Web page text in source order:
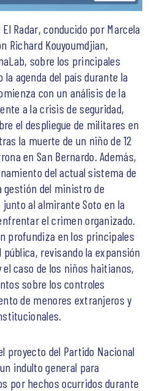
Radar, conducido por Marcela
Richard Kouyoumdjian,
sobre los principales
agenda del país durante la
con un análisis de la
a la crisis de seguridad,
el despliegue de militares en
la muerte de un niño de 12
en San Bernardo. Además,
del actual sistema de
gestión del ministro de
junto al almirante Soto en la
el crimen organizado.
profundiza en los principales
pública, revisando la expansión
caso de los niños haitianos,
sobre los controles
de menores extranjeros y
proyecto del Partido Nacional
indulto general para
por hechos ocurridos durante